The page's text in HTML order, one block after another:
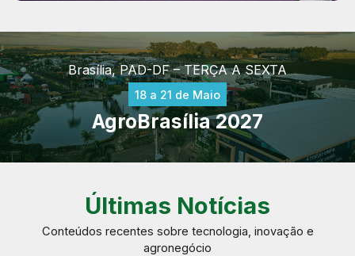
Brasília, PAD-DF – TERÇA A SEXTA
18 a 21 de Maio
AgroBrasília 2027
Últimas Notícias
Conteúdos recentes sobre tecnologia, inovação e
agronegócio